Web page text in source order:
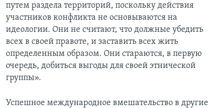
путем раздела территорий, поскольку действия
участников конфликта не основываются на
идеологии. Они не считают, что должные убедить
всех в своей правоте, и заставить всех жить
определенным образом. Они стараются, в первую
очередь, добиться выгоды для своей этнической
группы».
Успешное международное вмешательство в другие